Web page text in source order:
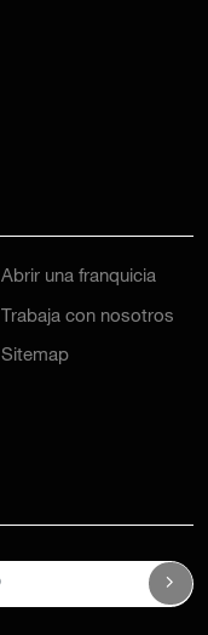
Abrir una franquicia
Trabaja con nosotros
Sitemap